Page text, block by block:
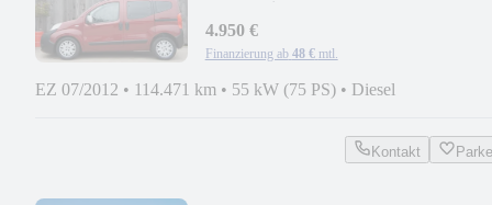
4.950 €
Finanzierung ab 48 € mtl.
EZ 07/2012 • 114.471 km • 55 kW (75 PS) • Diesel
Kontakt